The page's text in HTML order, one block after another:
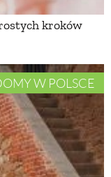
kroków
W POLSCE